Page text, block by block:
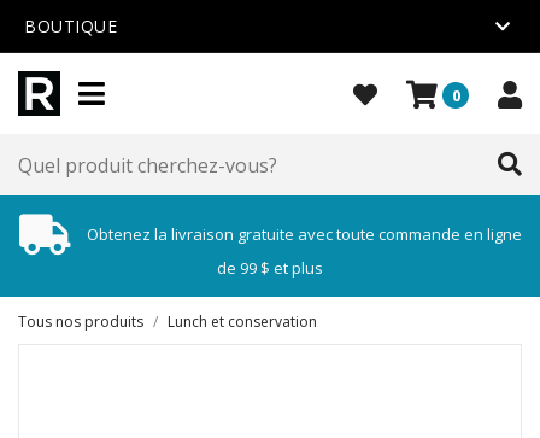
BOUTIQUE
0
Obtenez la livraison gratuite avec toute commande en ligne
de 99 $ et plus
Tous nos produits / Lunch et conservation